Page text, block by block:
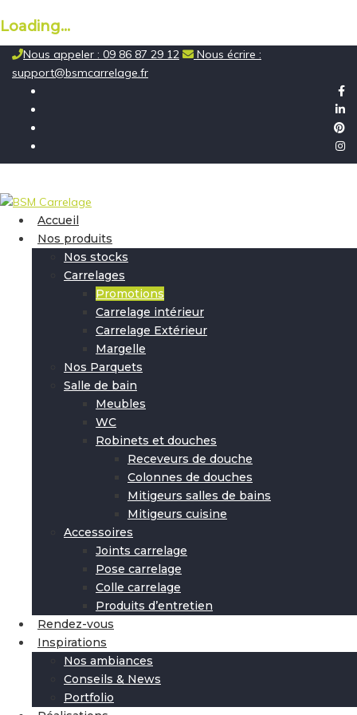
Loading...
Skip
content
Nous appeler : 09 86 87 29 12
Nous écrire :
support@bsmcarrelage.fr
Accueil
Nos produits
Nos stocks
Carrelages
Promotions
Carrelage intérieur
Carrelage Extérieur
Margelle
Nos Parquets
Salle de bain
Meubles
WC
Robinets et douches
Receveurs de douche
Colonnes de douches
Mitigeurs salles de bains
Mitigeurs cuisine
Accessoires
Joints carrelage
Pose carrelage
Colle carrelage
Produits d’entretien
Rendez-vous
Inspirations
Nos ambiances
Conseils & News
Portfolio